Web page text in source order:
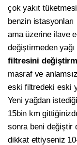
çok yakıt
benzin
ama üzerine ilave
değiştirmeden
filtresini
masraf ve
eski filtredeki eski
Yeni yağdan
15bin km
sonra beni değiştir
dikkat ettiyseniz